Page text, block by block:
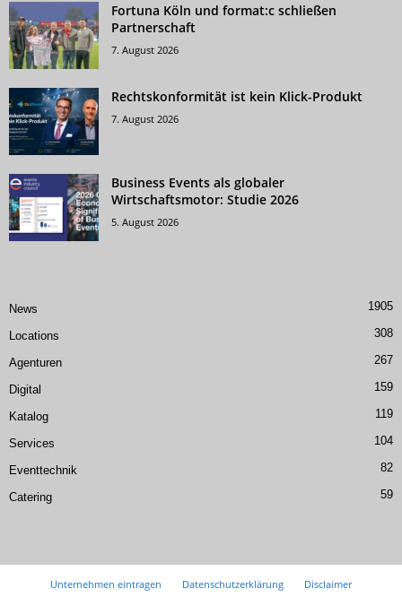
Fortuna Köln und format:c schließen
Partnerschaft
7. August 2026
Rechtskonformität ist kein Klick-Produkt
7. August 2026
Business Events als globaler
Wirtschaftsmotor: Studie 2026
5. August 2026
News 1905
Locations 308
Agenturen 267
Digital 159
Katalog 119
Services 104
Eventtechnik 82
Catering 59
Unternehmen eintragen Datenschutzerklärung
Disclaimer